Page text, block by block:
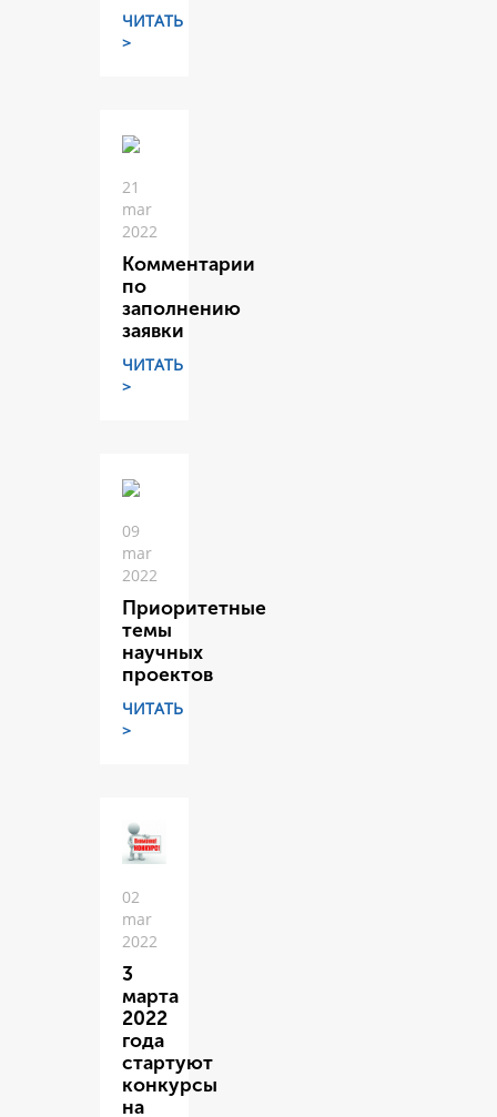
ЧИТАТЬ
>
21
mar
2022
Комментарии
по
заполнению
заявки
ЧИТАТЬ
>
09
mar
2022
Приоритетные
темы
научных
проектов
ЧИТАТЬ
>
02
mar
2022
3
марта
2022
года
стартуют
конкурсы
на